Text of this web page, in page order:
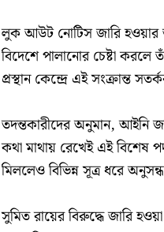
লুক আউট নোটিস জারি হওয়ার
বিদেশে পালানোর চেষ্টা করলে
প্রস্থান কেন্দ্রে এই সংক্রান্ত
তদন্তকারীদের অনুমান, আইনি
কথা মাথায় রেখেই এই বিশেষ
মিললেও বিভিন্ন সূত্র ধরে
সুমিত রায়ের বিরুদ্ধে জারি